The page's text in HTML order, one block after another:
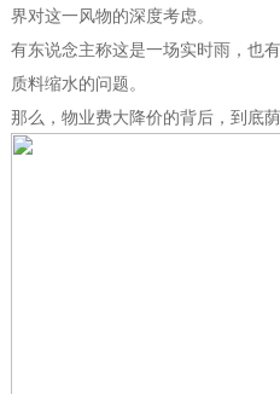
界对这一风物的深度考虑。
有东说念主称这是一场实时雨，也
质料缩水的问题。
那么，物业费大降价的背后，到底